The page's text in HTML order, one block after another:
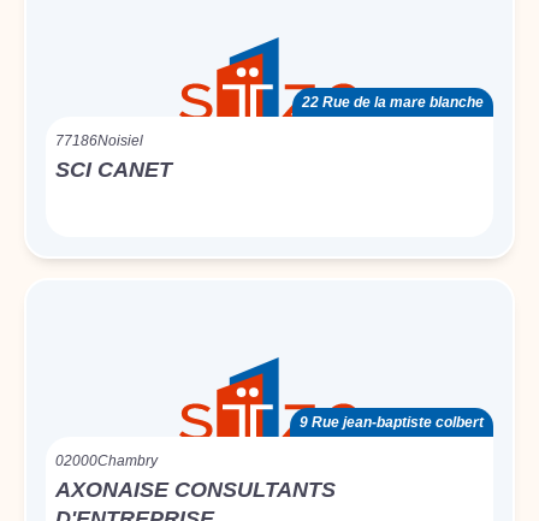
22 Rue de la mare blanche
77186Noisiel
SCI CANET
9 Rue jean-baptiste colbert
02000Chambry
AXONAISE CONSULTANTS